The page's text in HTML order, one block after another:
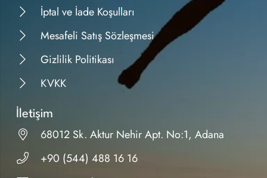
İptal ve İade Koşulları
Mesafeli Satış Sözleşmesi
Gizlilik Politikası
KVKK
İletişim
68012 Sk. Aktur Nehir Apt. No:1, Adana
+90 (544) 488 16 16